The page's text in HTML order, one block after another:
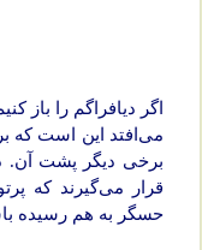
می‌افتد این است که
برخی دیگر پشت
قرار می‌گیرند که
حسگر به هم رسیده